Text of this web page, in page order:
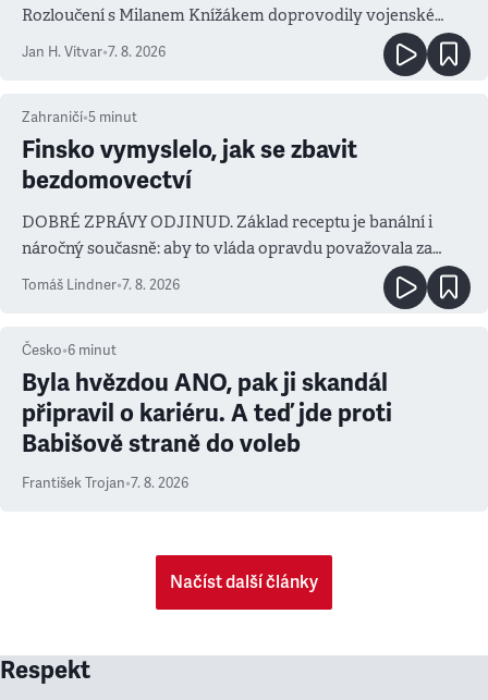
Rozloučení s Milanem Knížákem doprovodily vojenské
salvy i kritika pokrokářů
Jan H. Vitvar•7. 8. 2026
Zahraničí•5 minut
Finsko vymyslelo, jak se zbavit
bezdomovectví
DOBRÉ ZPRÁVY ODJINUD. Základ receptu je banální i
náročný současně: aby to vláda opravdu považovala za
prioritu
Tomáš Lindner•7. 8. 2026
Česko•6 minut
Byla hvězdou ANO, pak ji skandál
připravil o kariéru. A teď jde proti
Babišově straně do voleb
František Trojan•7. 8. 2026
Načíst další články
Respekt